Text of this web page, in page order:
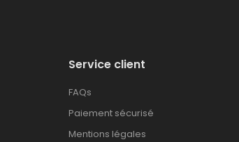
Service client
FAQs
Paiement sécurisé
Mentions légales